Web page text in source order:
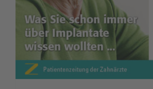
Kontakt